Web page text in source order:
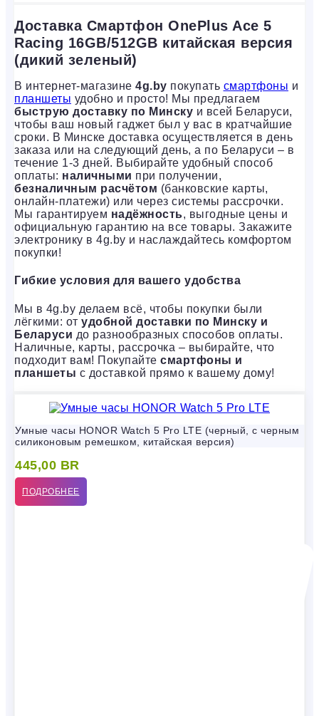
Доставка Смартфон OnePlus Ace 5
Racing 16GB/512GB китайская версия
(дикий зеленый)
В интернет-магазине 4g.by покупать смартфоны и
планшеты удобно и просто! Мы предлагаем
быструю доставку по Минску и всей Беларуси,
чтобы ваш новый гаджет был у вас в кратчайшие
сроки. В Минске доставка осуществляется в день
заказа или на следующий день, а по Беларуси – в
течение 1-3 дней. Выбирайте удобный способ
оплаты: наличными при получении,
безналичным расчётом (банковские карты,
онлайн-платежи) или через системы рассрочки.
Мы гарантируем надёжность, выгодные цены и
официальную гарантию на все товары. Закажите
электронику в 4g.by и наслаждайтесь комфортом
покупки!
Гибкие условия для вашего удобства
Мы в 4g.by делаем всё, чтобы покупки были
лёгкими: от удобной доставки по Минску и
Беларуси до разнообразных способов оплаты.
Наличные, карты, рассрочка – выбирайте, что
подходит вам! Покупайте смартфоны и
планшеты с доставкой прямо к вашему дому!
Умные часы HONOR Watch 5 Pro LTE (черный, с черным
силиконовым ремешком, китайская версия)
445,00 BR
ПОДРОБНЕЕ